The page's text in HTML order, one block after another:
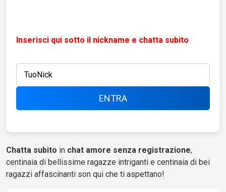
Inserisci qui sotto il nickname e chatta subito
Chatta subito in chat amore senza registrazione,
centinaia di bellissime ragazze intriganti e centinaia di bei
ragazzi affascinanti son qui che ti aspettano!